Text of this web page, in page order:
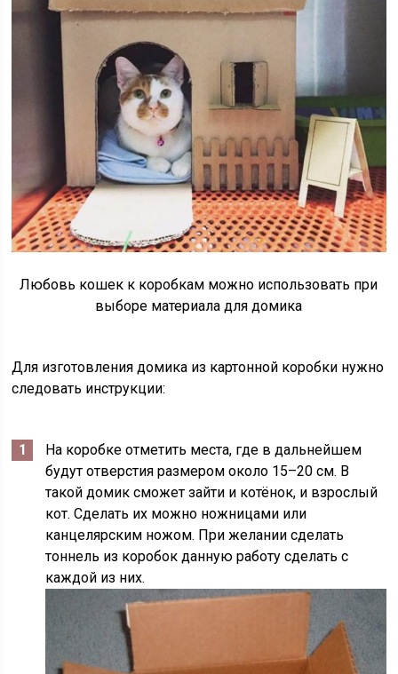
Любовь кошек к коробкам можно использовать при
выборе материала для домика
Для изготовления домика из картонной коробки нужно
следовать инструкции:
На коробке отметить места, где в дальнейшем
будут отверстия размером около 15–20 см. В
такой домик сможет зайти и котёнок, и взрослый
кот. Сделать их можно ножницами или
канцелярским ножом. При желании сделать
тоннель из коробок данную работу сделать с
каждой из них.